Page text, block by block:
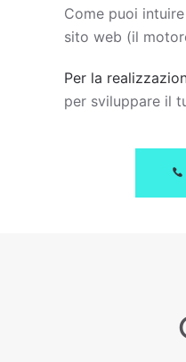
Come puoi
sito web (il
Per la
per sviluppare il